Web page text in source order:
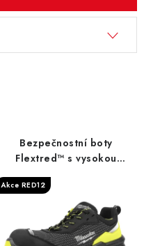
Bezpečnostní boty
Flextred™ s vysokou
viditelností S1PS 1L616166
SC FO SR ESD
Akce RED12